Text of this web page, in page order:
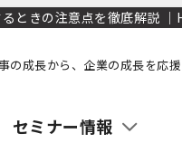
ときの注意点を徹底解説 ｜
の成長から、企業の成長を応
セミナー情報